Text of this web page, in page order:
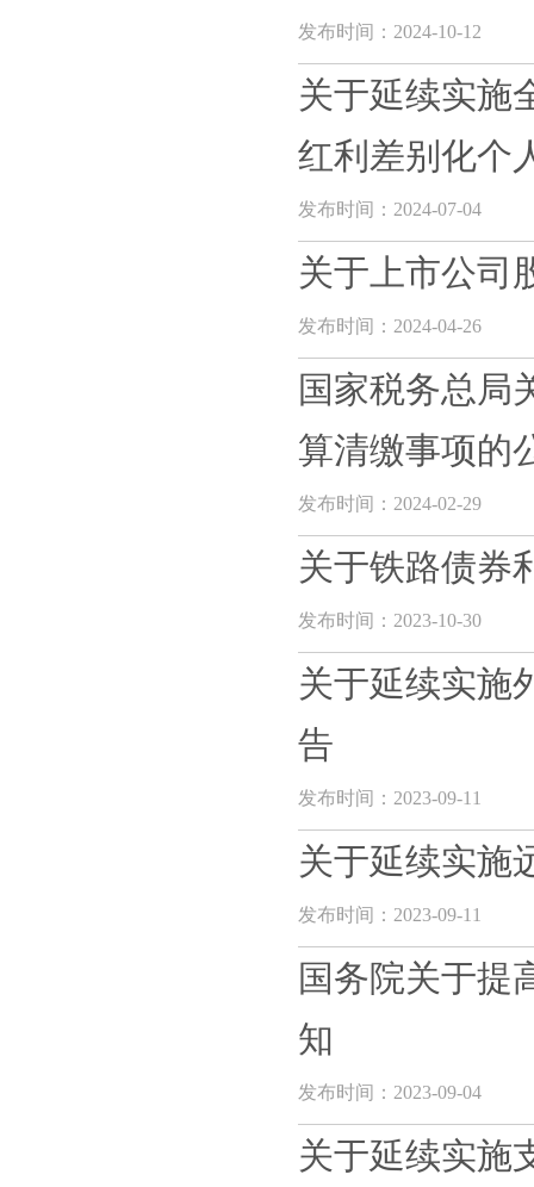
发布时间：2024-10-12
关于延续实施
红利差别化个
发布时间：2024-07-04
关于上市公司
发布时间：2024-04-26
国家税务总局
算清缴事项的
发布时间：2024-02-29
关于铁路债券
发布时间：2023-10-30
关于延续实施
告
发布时间：2023-09-11
关于延续实施
发布时间：2023-09-11
国务院关于提
知
发布时间：2023-09-04
关于延续实施